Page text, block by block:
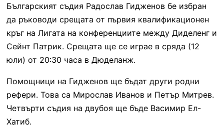
Българският съдия Радослав Гидженов бе избран
да ръководи срещата от първия квалификационен
кръг на Лигата на конференциите между Диделенг и
Сейнт Патрик. Срещата ще се играе в сряда (12
юли) от 20:30 часа в Дюделанж.
Помощници на Гидженов ще бъдат други родни
рефери. Това са Мирослав Иванов и Петър Митрев.
Четвърти съдия на двубоя ще бъде Васимир Ел-
Хатиб.